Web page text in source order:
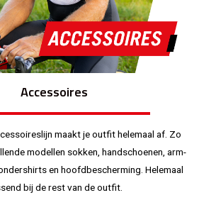
Accessoires
maakt je outfit helemaal af. Zo
modellen sokken, handschoenen, arm-
en hoofdbescherming. Helemaal
bij de rest van de outfit.